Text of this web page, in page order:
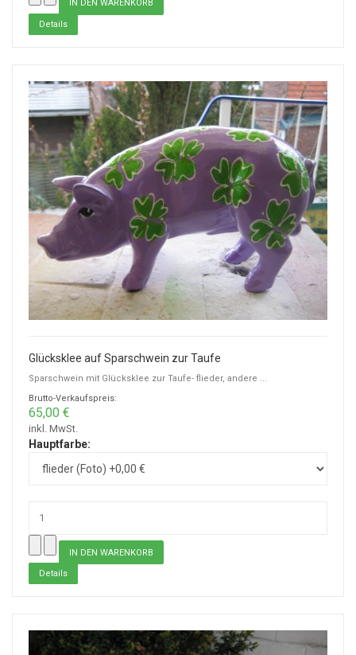
Details
Glücksklee auf Sparschwein zur Taufe
Sparschwein mit Glücksklee zur Taufe- flieder, andere ...
Brutto-Verkaufspreis:
65,00 €
inkl. MwSt.
Hauptfarbe:
Details